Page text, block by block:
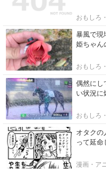
おもしろ
暴風で現
姫ちゃん
おもしろ
偶然にし
い状況に
おもしろ
オタクの
って延命
漫画・ア